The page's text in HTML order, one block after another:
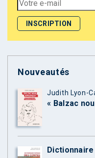
Nouveautés
Judith Lyon-
« Balzac